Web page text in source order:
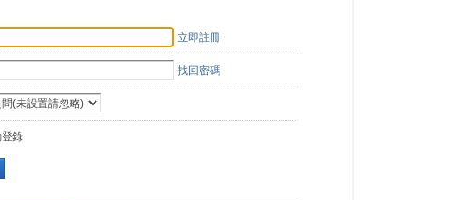
立即註冊
找回密碼
登錄